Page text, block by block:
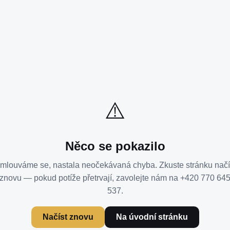
⚠️
Něco se pokazilo
se, nastala neočekávaná chyba. Zkuste stránku
znovu — pokud potíže přetrvají, zavolejte nám na +420 770 645
537.
Načíst znovu Na úvodní stránku